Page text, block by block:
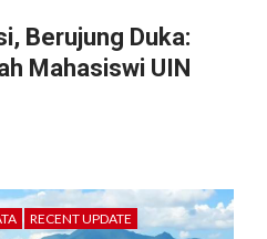
Berujung Duka:
Mahasiswi UIN
RECENT UPDATE